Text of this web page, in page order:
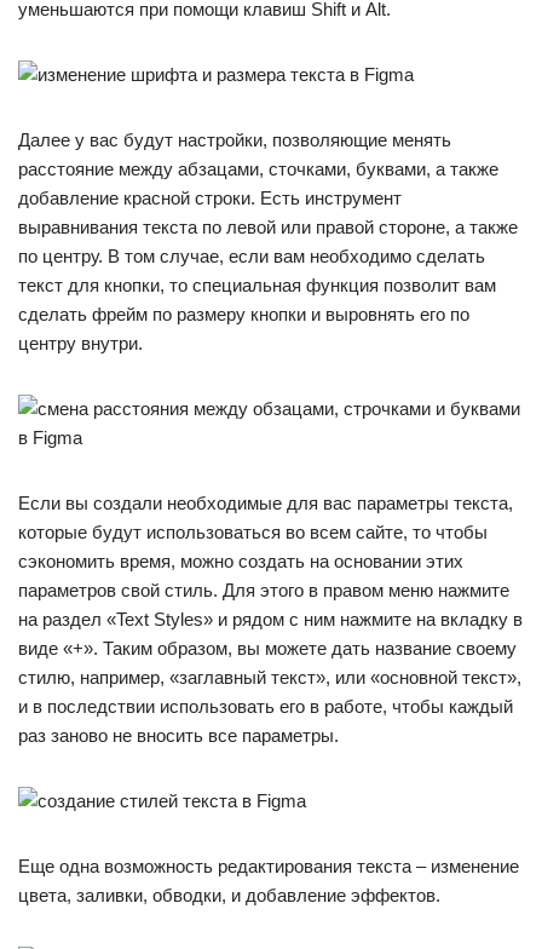
уменьшаются при помощи клавиш Shift и Alt.
Далее у вас будут настройки, позволяющие менять
расстояние между абзацами, сточками, буквами, а также
добавление красной строки. Есть инструмент
выравнивания текста по левой или правой стороне, а также
по центру. В том случае, если вам необходимо сделать
текст для кнопки, то специальная функция позволит вам
сделать фрейм по размеру кнопки и выровнять его по
центру внутри.
Если вы создали необходимые для вас параметры текста,
которые будут использоваться во всем сайте, то чтобы
сэкономить время, можно создать на основании этих
параметров свой стиль. Для этого в правом меню нажмите
на раздел «Text Styles» и рядом с ним нажмите на вкладку в
виде «+». Таким образом, вы можете дать название своему
стилю, например, «заглавный текст», или «основной текст»,
и в последствии использовать его в работе, чтобы каждый
раз заново не вносить все параметры.
Еще одна возможность редактирования текста – изменение
цвета, заливки, обводки, и добавление эффектов.